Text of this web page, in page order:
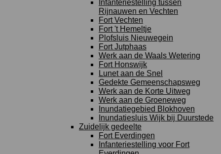
Infanteriestelling tussen
Rijnauwen en Vechten
Fort Vechten
Fort 't Hemeltje
Plofsluis Nieuwegein
Fort Jutphaas
Werk aan de Waals Wetering
Fort Honswijk
Lunet aan de Snel
Gedekte Gemeenschapsweg
Werk aan de Korte Uitweg
Werk aan de Groeneweg
Inundatiegebied Blokhoven
Inundatiesluis Wijk bij Duurstede
Zuidelijk gedeelte
Fort Everdingen
Infanteriestelling voor Fort